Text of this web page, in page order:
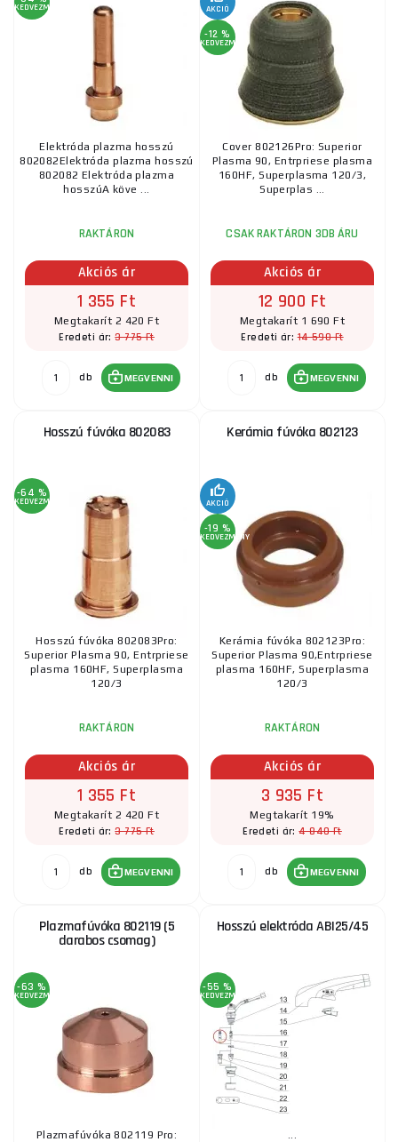
KEDVEZMÉNY
Elektróda plazma hosszú
802082Elektróda plazma hosszú
802082 Elektróda plazma
hosszúA köve ...
RAKTÁRON
Akciós ár
1 355 Ft
Megtakarít 2 420 Ft
Eredeti ár:3 775 Ft
db MEGVENNI
AKCIÓ
-12 %
KEDVEZMÉNY
Cover 802126Pro: Superior
Plasma 90, Entrpriese plasma
160HF, Superplasma 120/3,
Superplas ...
CSAK RAKTÁRON 3DB ÁRU
Akciós ár
12 900 Ft
Megtakarít 1 690 Ft
Eredeti ár:14 590 Ft
db MEGVENNI
Hosszú fúvóka 802083
-64 %
KEDVEZMÉNY
Hosszú fúvóka 802083Pro:
Superior Plasma 90, Entrpriese
plasma 160HF, Superplasma
120/3
RAKTÁRON
Akciós ár
1 355 Ft
Megtakarít 2 420 Ft
Eredeti ár:3 775 Ft
db MEGVENNI
Kerámia fúvóka 802123
AKCIÓ
-19 %
KEDVEZMÉNY
Kerámia fúvóka 802123Pro:
Superior Plasma 90,Entrpriese
plasma 160HF, Superplasma
120/3
RAKTÁRON
Akciós ár
3 935 Ft
Megtakarít 19%
Eredeti ár:4 840 Ft
db MEGVENNI
Plazmafúvóka 802119 (5
darabos csomag)
-63 %
KEDVEZMÉNY
Plazmafúvóka 802119 Pro:
Hosszú elektróda ABI25/45
-55 %
KEDVEZMÉNY
...